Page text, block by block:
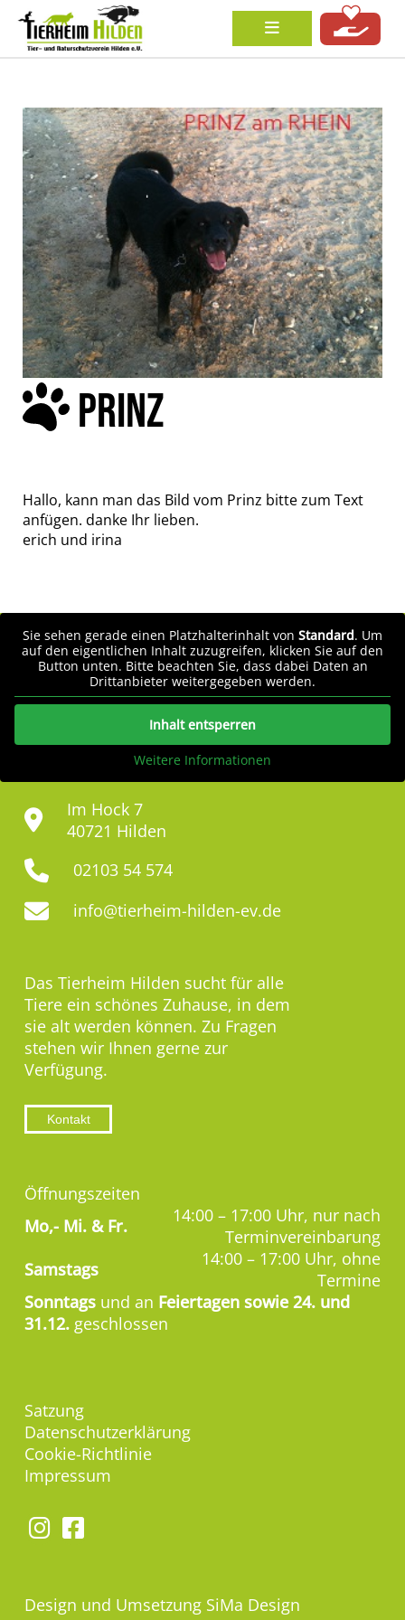
PRINZ
Hallo, kann man das Bild vom Prinz bitte zum Text
anfügen. danke Ihr lieben.
erich und irina
Sie sehen gerade einen Platzhalterinhalt von Standard. Um
auf den eigentlichen Inhalt zuzugreifen, klicken Sie auf den
Button unten. Bitte beachten Sie, dass dabei Daten an
Drittanbieter weitergegeben werden.
Inhalt entsperren
Weitere Informationen
Im Hock 7
40721 Hilden
02103 54 574
info@tierheim-hilden-ev.de
Das Tierheim Hilden sucht für alle
Tiere ein schönes Zuhause, in dem
sie alt werden können. Zu Fragen
stehen wir Ihnen gerne zur
Verfügung.
Kontakt
Öffnungszeiten
Mo,- Mi. & Fr.
14:00 – 17:00 Uhr, nur nach
Terminvereinbarung
Samstags
14:00 – 17:00 Uhr, ohne
Termine
Sonntags und an Feiertagen sowie 24. und
31.12. geschlossen
Satzung
Datenschutzerklärung
Cookie-Richtlinie
Impressum
Design und Umsetzung SiMa Design